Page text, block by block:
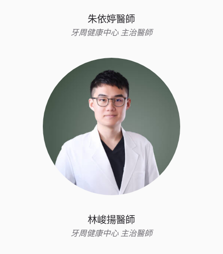
朱依婷醫師
牙周健康中心 主治醫師
林峻揚醫師
牙周健康中心 主治醫師